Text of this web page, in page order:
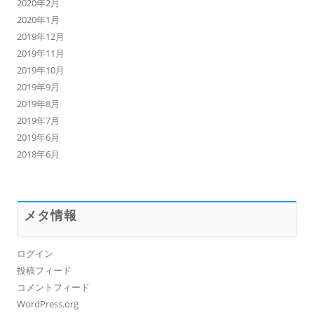
2020年2月
2020年1月
2019年12月
2019年11月
2019年10月
2019年9月
2019年8月
2019年7月
2019年6月
2018年6月
メタ情報
ログイン
投稿フィード
コメントフィード
WordPress.org